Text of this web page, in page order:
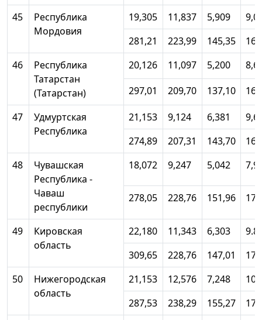
45
Республика
Мордовия
19,305 11,837 5,909
281,21
223,99 145,35
46
Республика
Татарстан
(Татарстан)
20,126 11,097 5,200
297,01
209,70 137,10
47
Удмуртская
Республика
21,153 9,124 6,381
274,89
207,31 143,70
48
Чувашская
Республика -
Чаваш
республики
18,072 9,247 5,042
278,05 228,76 151,96
49
Кировская
область
22,180 11,343 6,303
309,65
228,76 147,01
50
Нижегородская
область
21,153 12,576 7,248
287,53
238,29 155,27